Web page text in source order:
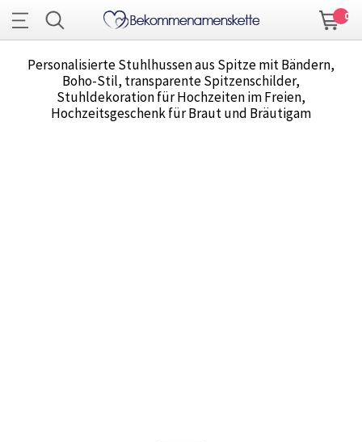
0
Personalisierte Stuhlhussen aus Spitze mit Bändern,
Boho-Stil, transparente Spitzenschilder,
Stuhldekoration für Hochzeiten im Freien,
Hochzeitsgeschenk für Braut und Bräutigam